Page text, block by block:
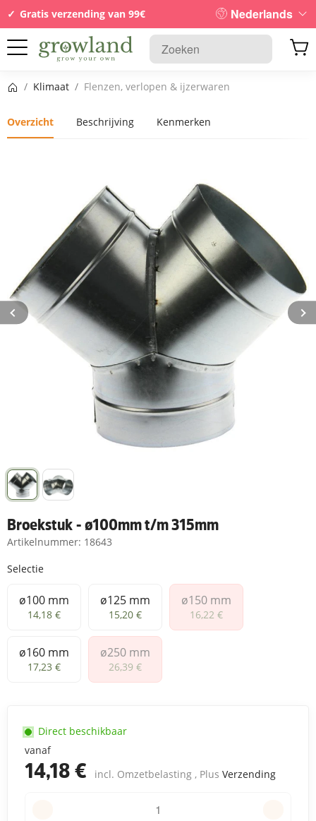
Gratis verzending van 99€ Nederlands
Startpagina
/ Klimaat / Flenzen, verlopen & ijzerwaren
Overzicht Beschrijving Kenmerken
Broekstuk - ø100mm t/m 315mm
Artikelnummer: 18643
Selectie
ø100 mm
ø100 mm
14,18 €
ø125 mm
ø125 mm
15,20 €
ø150 mm
ø150 mm
16,22 €
ø160 mm
ø160 mm
17,23 €
ø250 mm
ø250 mm
26,39 €
vanaf
14,18 € incl. Omzetbelasting , Plus Verzending
Direct beschikbaar